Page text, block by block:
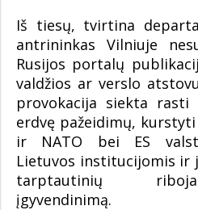
Iš tiesų, tvirtina
antrininkas Vilniuje
Rusijos portalų
valdžios ar verslo
provokacija siekta rasti
erdvę pažeidimų,
ir NATO bei ES
Lietuvos institucijomis ir
tarptautinių
įgyvendinimą.